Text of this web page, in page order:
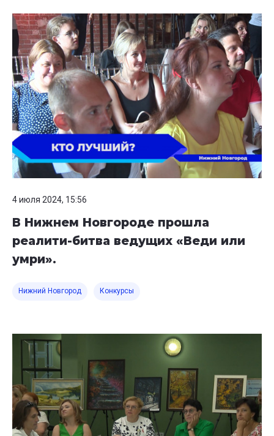
4 июля 2024, 15:56
В Нижнем Новгороде прошла
реалити-битва ведущих «Веди или
умри».
Нижний Новгород Конкурсы